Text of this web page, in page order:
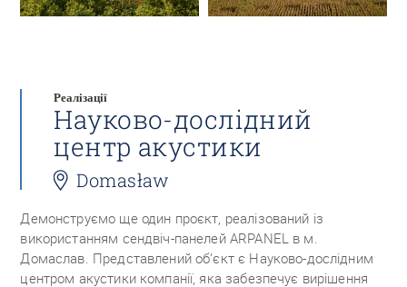
Реалізації
Науково-дослідний
центр акустики
Domasław
Демонструємо ще один проєкт, реалізований із
використанням сендвіч-панелей ARPANEL в м.
Домаслав. Представлений об’єкт є Науково-дослідним
центром акустики компанії, яка забезпечує вирішення